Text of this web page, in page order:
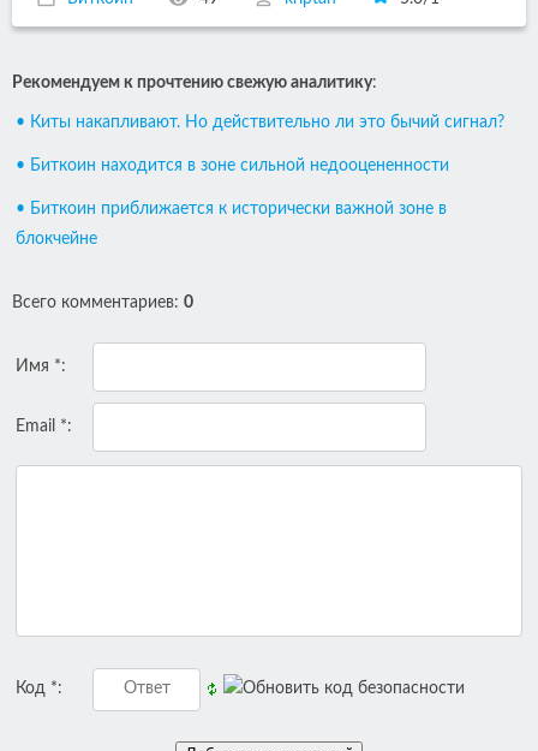
Рекомендуем к прочтению свежую аналитику:
• Киты накапливают. Но действительно ли это бычий сигнал?
• Биткоин находится в зоне сильной недооцененности
• Биткоин приближается к исторически важной зоне в
блокчейне
Всего комментариев: 0
Имя *:
Email *:
Код *: